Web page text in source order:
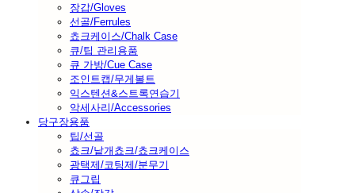
장갑/Gloves
선골/Ferrules
쵸크케이스/Chalk Case
큐/팁 관리용품
큐 가방/Cue Case
조인트캡/무게볼트
익스텐션&스트록연습기
악세사리/Accessories
당구장용품
팁/선골
쵸크/낱개쵸크/쵸크케이스
광택제/코팅제/분무기
큐그립